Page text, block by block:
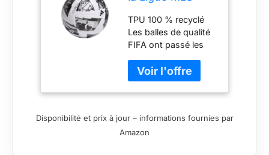
TPU 100 % recyclé
Les balles de qualité
FIFA ont passé les
exemple
circonférence, poids,
rebond et absorption
d'entraînement
contenant une
Disponibilité et prix à jour – informations fournies par
Amazon